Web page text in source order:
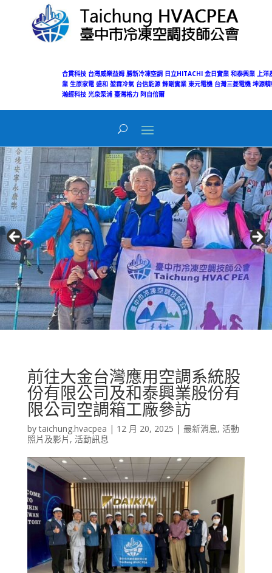
合貫科技 台灣威樂益姆 勝新冷凍空調 日立HITACHI 金日實業 和泰興業
上洋
業 生原家電 盛和 堃霖冷氣 台信能源 鋒剛實業 東元電機 台灣三菱電機 坤源精
瀚經科技 光泉泵浦 臺灣格力 阿自倍爾
Today's Views:
Total Views:50,042
前往大金台灣應用空調系統股
份有限公司及和泰興業股份有
限公司空調箱工廠參訪
bytaichung.hvacpea | 12 月 20, 2025 | 最新消息, 活動
照片及影片 , 活動訊息